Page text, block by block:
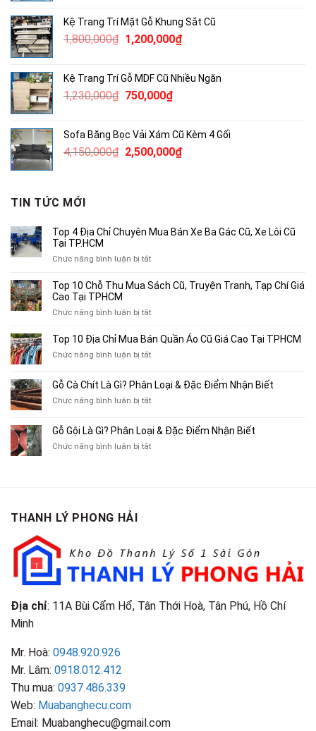
3,700,000₫.là:
2,500,000₫.
Kệ Trang Trí Mặt Gỗ Khung Sắt Cũ
1,800,000₫ Giá
1,800,000₫.
1,200,000₫Giá
là:
Kệ Trang Trí Gỗ MDF Cũ Nhiều Ngăn
1,230,000₫ Giá
1,230,000₫.
750,000₫Giá
là:
750,000₫.
Sofa Băng Bọc Vải Xám Cũ Kèm 4 Gối
4,150,000₫ Giá
2,500,000₫Giá
TIN TỨC MỚI
Top 4 Địa Chỉ Chuyên Mua Bán Xe Ba Gác Cũ, Xe Lôi Cũ
Tại TP.HCM
Chức năng bình luận bị tắtở
4
Chuyên
Bán
Xe
Cũ,
Xe
Cũ
TP.HCM
Top 10 Chỗ Thu Mua Sách Cũ, Truyện Tranh, Tạp Chí Giá
Cao Tại TPHCM
Chức năng bình luận bị tắtở
10
Thu
Sách
Tạp
Chí
Top 10 Địa Chỉ Mua Bán Quần Áo Cũ Giá Cao Tại TPHCM
Chức năng bình luận bị tắtở
Địa
Chỉ
Bán
Áo
Gỗ Cà Chít Là Gì? Phân Loại & Đặc Điểm Nhận Biết
Chức năng bình luận bị tắtở
Chít
Là
Gỗ Gội Là Gì? Phân Loại & Đặc Điểm Nhận Biết
Chức năng bình luận bị tắtở
Điểm
Nhận
Biết
THANH LÝ PHONG HẢI
Địa chỉ: 11A Bùi Cẩm Hổ, Tân Thới Hoà, Tân Phú, Hồ Chí
Minh
Mr. Hoà: 0948.920.926
Mr. Lâm: 0918.012.412
Thu mua: 0937.486.339
Web: Muabanghecu.com
Email: Muabanghecu@gmail.com